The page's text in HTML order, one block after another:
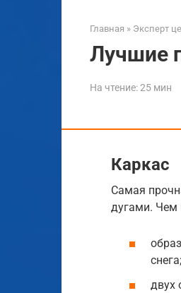
Главная » Эксперт
Лучшие
На чтение:25 мин
Каркас
Самая
дугами. Чем
снега;
двух